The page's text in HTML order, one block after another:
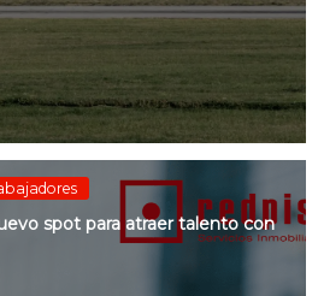
spot para atraer talento con